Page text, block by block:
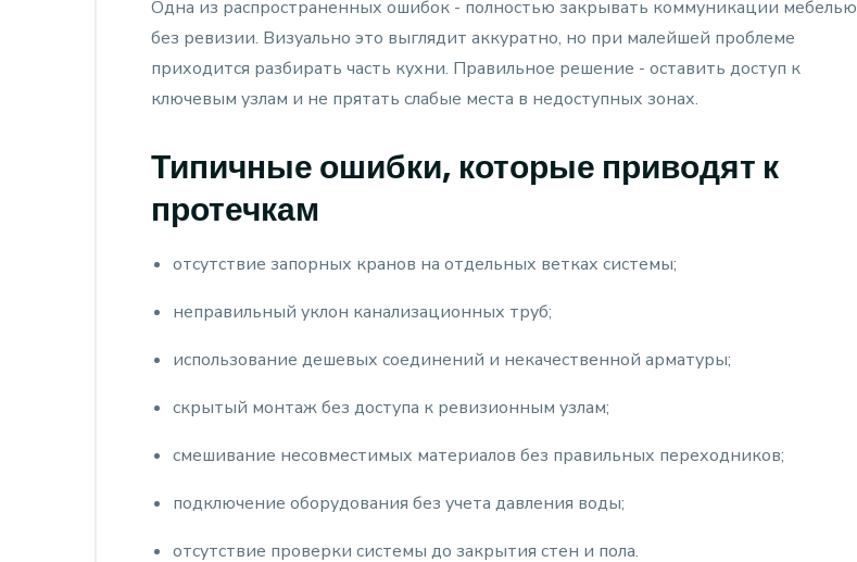
Одна из распространенных ошибок - полностью закрывать коммуникации мебелью
без ревизии. Визуально это выглядит аккуратно, но при малейшей проблеме
приходится разбирать часть кухни. Правильное решение - оставить доступ к
ключевым узлам и не прятать слабые места в недоступных зонах.
Типичные ошибки, которые приводят к
протечкам
отсутствие запорных кранов на отдельных ветках системы;
неправильный уклон канализационных труб;
использование дешевых соединений и некачественной арматуры;
скрытый монтаж без доступа к ревизионным узлам;
смешивание несовместимых материалов без правильных переходников;
подключение оборудования без учета давления воды;
отсутствие проверки системы до закрытия стен и пола.